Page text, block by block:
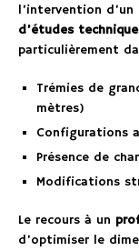
l’intervention d’un
d’études
particulièrement
Trémies de
mètres)
Configurations
Présence de
Modifications
Le recours à un
d’optimiser le